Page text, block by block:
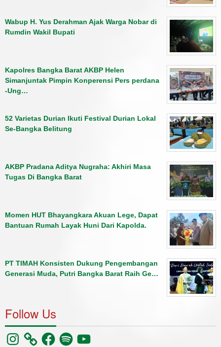
Wabup H. Yus Derahman Ajak Warga Nobar di
Rumdin Wakil Bupati
Kapolres Bangka Barat AKBP Helen
Simanjuntak Pimpin Konperensi Pers perdana
-Ung…
52 Varietas Durian Ikuti Festival Durian Lokal
Se-Bangka Belitung
AKBP Pradana Aditya Nugraha: Akhiri Masa
Tugas Di Bangka Barat
Momen HUT Bhayangkara Akuan Lege, Dapat
Bantuan Rumah Layak Huni Dari Kapolda.
PT TIMAH Konsisten Dukung Pengembangan
Generasi Muda, Putri Bangka Barat Raih Ge…
Follow Us
Instagram Facebook
SpotifyYouTube